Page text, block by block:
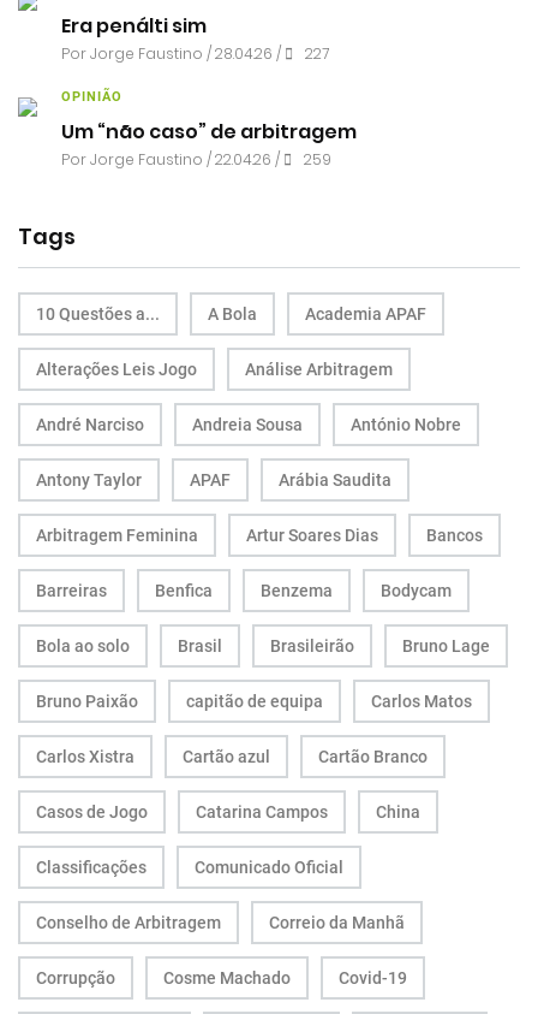
Era penálti sim
PorJorge Faustino / 28.04.26 / 227
OPINIÃO
Um “não caso” de arbitragem
PorJorge Faustino / 22.04.26 / 259
Tags
10 Questões a... A Bola Academia APAF
Alterações Leis Jogo Análise Arbitragem
André Narciso Andreia Sousa António Nobre
Antony Taylor APAF Arábia Saudita
Arbitragem Feminina Artur Soares Dias Bancos
Barreiras Benfica Benzema Bodycam
Bola ao solo Brasil Brasileirão Bruno Lage
Bruno Paixão capitão de equipa Carlos Matos
Carlos Xistra Cartão azul Cartão Branco
Casos de Jogo Catarina Campos China
Classificações Comunicado Oficial
Conselho de Arbitragem Correio da Manhã
Corrupção Cosme Machado Covid-19